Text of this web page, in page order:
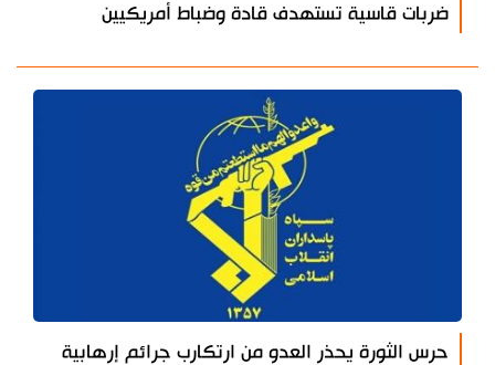
ضربات قاسية تستهدف قادة وضباط أمريكيين
حرس الثورة يحذر العدو من ارتكارب جرائم إرهابية